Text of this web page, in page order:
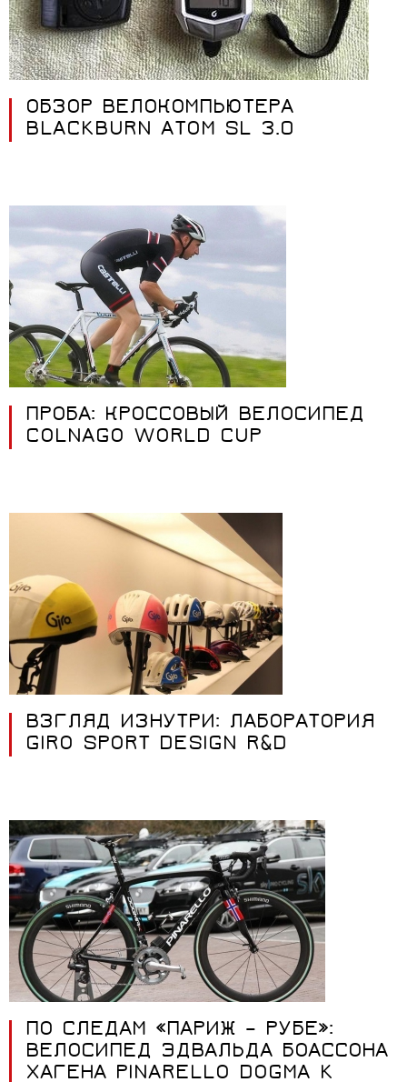
ОБЗОР ВЕЛОКОМПЬЮТЕРА
BLACKBURN ATOM SL 3.0
ПРОБА: КРОССОВЫЙ ВЕЛОСИПЕД
COLNAGO WORLD CUP
ВЗГЛЯД ИЗНУТРИ: ЛАБОРАТОРИЯ
GIRO SPORT DESIGN R&D
ПО СЛЕДАМ «ПАРИЖ – РУБЕ»:
ВЕЛОСИПЕД ЭДВАЛЬДА БОАССОНА
ХАГЕНА PINARELLO DOGMA K